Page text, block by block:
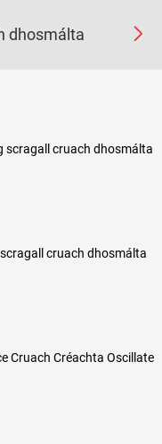
dhosmálta 
scragall cruach dhosmálta
cruach dhosmálta
Cruach Créachta Oscillate